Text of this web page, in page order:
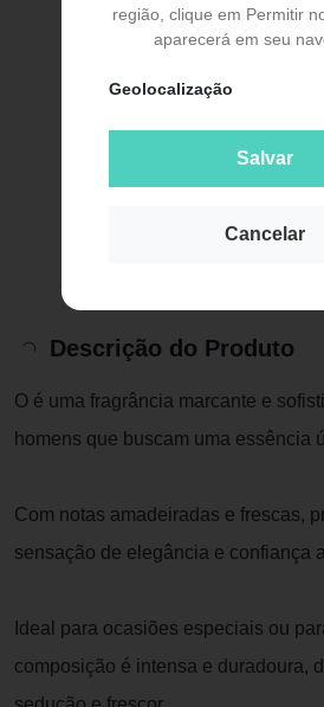
região, clique em Permitir
aparecerá em seu
Geolocalização
Salvar
Cancelar
Descrição do Produto
O é uma fragrância marcante e
homens que buscam uma essência
Com notas amadeiradas e frescas,
sensação de elegância e confiança
Ideal para ocasiões especiais ou
composição é intensa e duradoura,